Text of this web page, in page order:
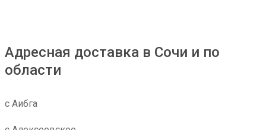
Адресная доставка в Сочи и по
области
с Аибга